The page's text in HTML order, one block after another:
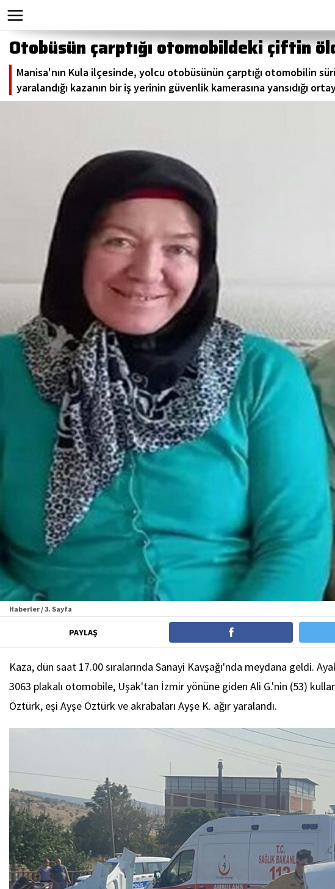
Otobüsün çarptığı otomobildeki çiftin
Manisa'nın Kula ilçesinde, yolcu otobüsünün çarptığı otomobilin
yaralandığı kazanın bir iş yerinin güvenlik kamerasına yansıdığı
Haberler / 3. Sayfa
PAYLAŞ
Kaza, dün saat 17.00 sıralarında Sanayi Kavşağı'nda meydana geldi.
3063 plakalı otomobile, Uşak'tan İzmir yönüne giden Ali G.'nin (53)
Öztürk, eşi Ayşe Öztürk ve akrabaları Ayşe K. ağır yaralandı.